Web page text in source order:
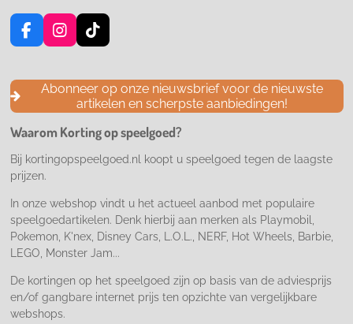
F
a
e
o
k
I
n
t
a
g
r
a
m
T
i
T
o
k
Abonneer op onze nieuwsbrief voor de nieuwste
artikelen en scherpste aanbiedingen!
Waarom Korting op speelgoed?
Bij kortingopspeelgoed.nl koopt u speelgoed tegen de laagste
prijzen.
In onze webshop vindt u het actueel aanbod met populaire
speelgoedartikelen. Denk hierbij aan merken als Playmobil,
Pokemon, K'nex, Disney Cars, L.O.L., NERF, Hot Wheels, Barbie,
LEGO, Monster Jam...
De kortingen op het speelgoed zijn op basis van de adviesprijs
en/of gangbare internet prijs ten opzichte van vergelijkbare
webshops.